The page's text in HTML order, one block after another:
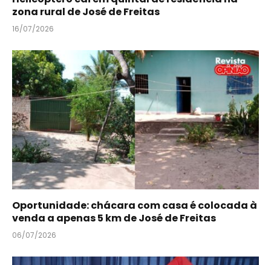
zona rural de José de Freitas
16/07/2026
Oportunidade: chácara com casa é colocada à
venda a apenas 5 km de José de Freitas
06/07/2026